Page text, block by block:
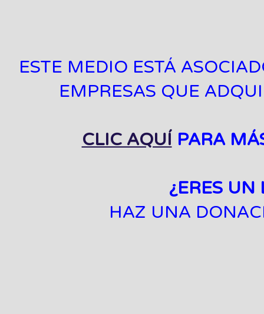
ESTE MEDIO ESTÁ
EMPRESAS QUE
CLIC AQUÍ PARA
¿ERES UN
HAZ UNA